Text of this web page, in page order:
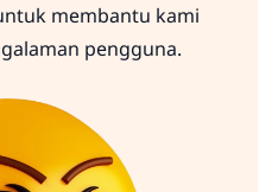
membantu kami
pengguna.